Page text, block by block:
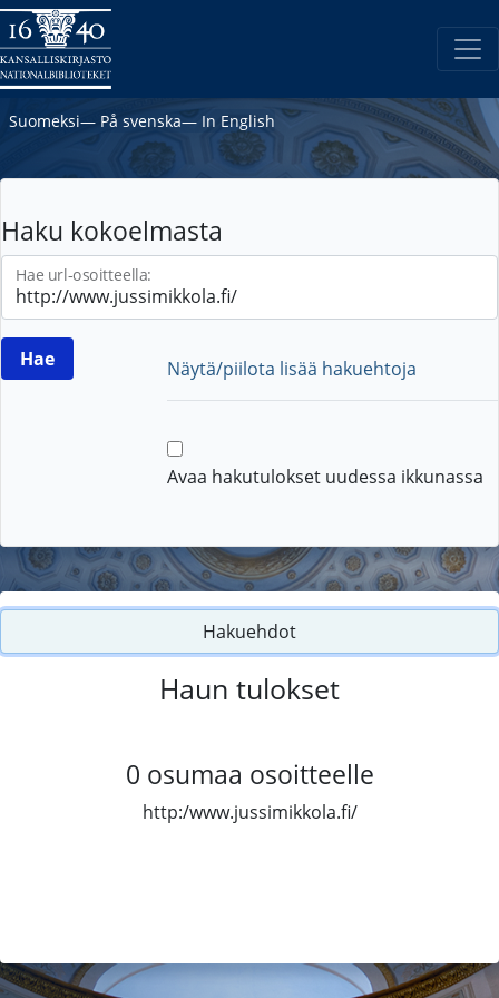
Suomeksi― På svenska― In English
Haku kokoelmasta
Hae url-osoitteella:
Näytä/piilota lisää hakuehtoja
Avaa hakutulokset uudessa ikkunassa
Hakuehdot
Haun tulokset
0 osumaa osoitteelle
http:/www.jussimikkola.fi/